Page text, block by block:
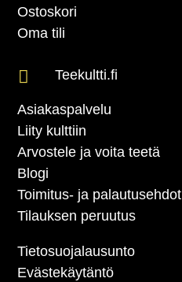
Ostoskori
Oma tili
 Teekultti.fi
Asiakaspalvelu
Liity kulttiin
Arvostele ja voita teetä
Blogi
Toimitus- ja palautusehdot
Tilauksen peruutus
Tietosuojalausunto
Evästekäytäntö